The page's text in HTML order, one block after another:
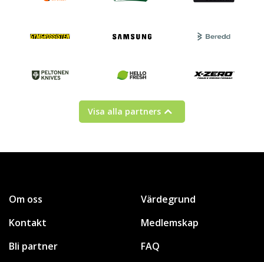
Visa alla partners
Om oss
Kontakt
Bli partner
Värdegrund
Medlemskap
FAQ